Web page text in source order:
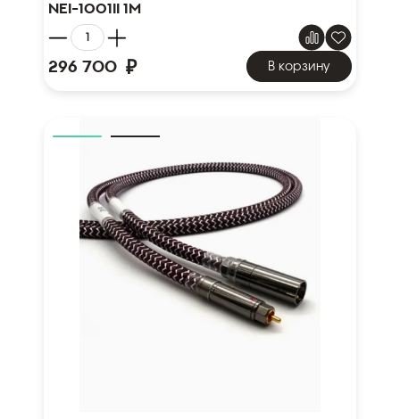
NEI-1001II 1м
296 700 ₽ В корзину